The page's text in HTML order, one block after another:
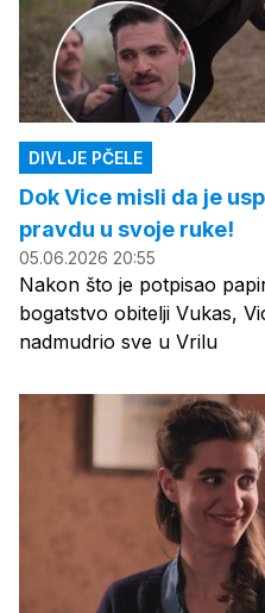
DIVLJE PČELE
Dok Vice misli da je
pravdu u svoje ruke!
05.06.2026 20:55
Nakon što je potpisao
bogatstvo obitelji Vukas,
nadmudrio sve u Vrilu